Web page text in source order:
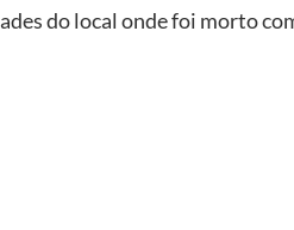
do local onde foi morto